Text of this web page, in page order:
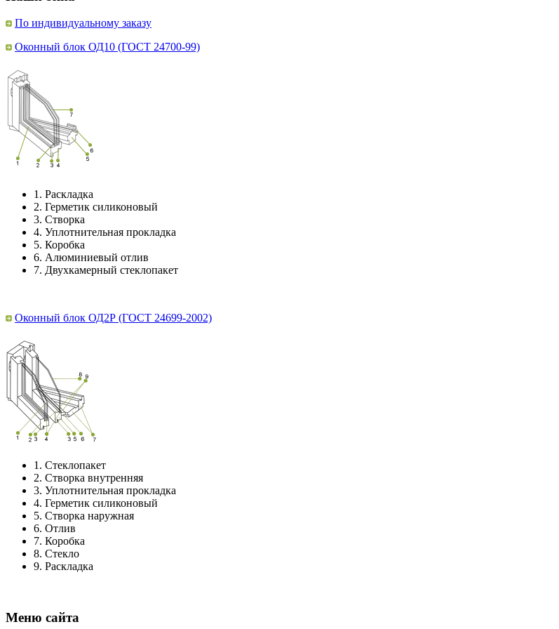
По индивидуальному заказу
Оконный блок ОД10 (ГОСТ 24700-99)
1. Раскладка
2. Герметик силиконовый
3. Створка
4. Уплотнительная прокладка
5. Коробка
6. Алюминиевый отлив
7. Двухкамерный стеклопакет
Оконный блок ОД2Р (ГОСТ 24699-2002)
1. Стеклопакет
2. Створка внутренняя
3. Уплотнительная прокладка
4. Герметик силиконовый
5. Створка наружная
6. Отлив
7. Коробка
8. Стекло
9. Раскладка
Меню сайта